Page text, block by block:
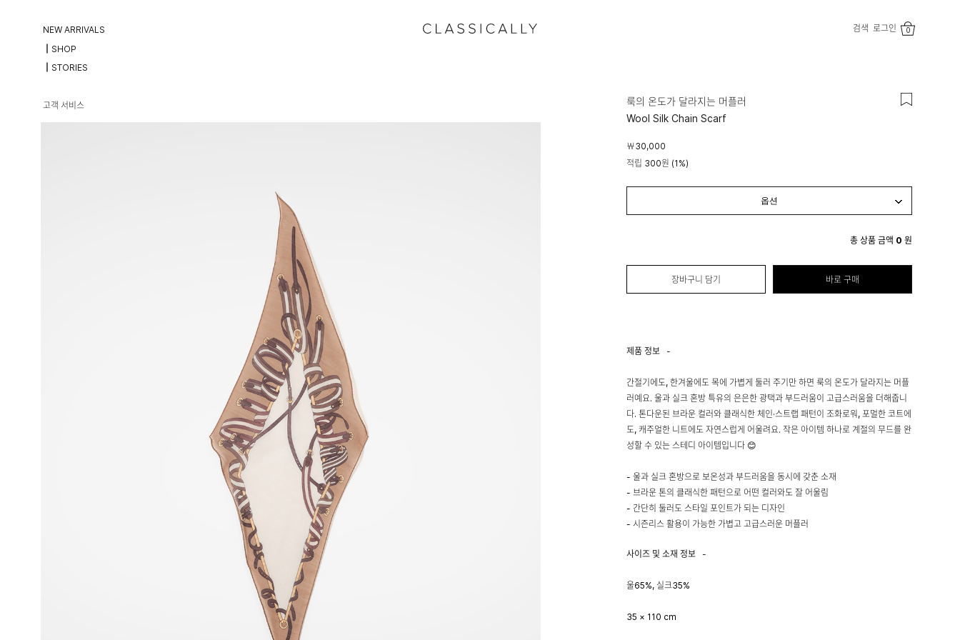
검색 로그인 0
NEW ARRIVALS
┃SHOP
┃STORIES
고객 서비스
룩의 온도가 달라지는 머플러
Wool Silk Chain Scarf
￦30,000
적립 300원 (1%)
총 상품 금액 0 원
장바구니 담기 바로 구매
제품 정보 -
간절기에도, 한겨울에도 목에 가볍게 둘러 주기만 하면 룩의 온도가 달라지는 머플
러예요. 울과 실크 혼방 특유의 은은한 광택과 부드러움이 고급스러움을 더해줍니
다. 톤다운된 브라운 컬러와 클래식한 체인·스트랩 패턴이 조화로워, 포멀한 코트에
도, 캐주얼한 니트에도 자연스럽게 어울려요. 작은 아이템 하나로 계절의 무드를 완
성할 수 있는 스테디 아이템입니다 😊
- 울과 실크 혼방으로 보온성과 부드러움을 동시에 갖춘 소재
- 브라운 톤의 클래식한 패턴으로 어떤 컬러와도 잘 어울림
- 간단히 둘러도 스타일 포인트가 되는 디자인
- 시즌리스 활용이 가능한 가볍고 고급스러운 머플러
사이즈 및 소재 정보 -
울65%, 실크35%
35 × 110 cm